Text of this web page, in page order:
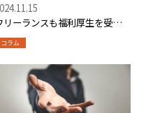
リーランスも福利厚生を受け
れる？福利厚生サービスの内
や選び方を解説
コラム